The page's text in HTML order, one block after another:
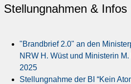
Stellungnahmen & Infos
"Brandbrief 2.0" an den
NRW H. Wüst und Ministerin
2025
Stellungnahme der BI “Kein